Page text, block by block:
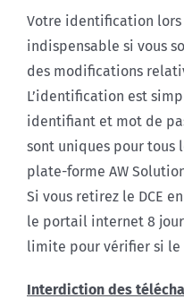
Votre identification lors
indispensable si vous
des modifications
L’identification est
identifiant et mot de
sont uniques pour tous
plate-forme AW
Si vous retirez le DCE
le portail internet 8
limite pour vérifier si le
Interdiction des